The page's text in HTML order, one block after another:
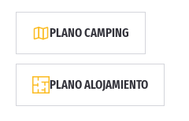
PLANO CAMPING
PLANO ALOJAMIENTO